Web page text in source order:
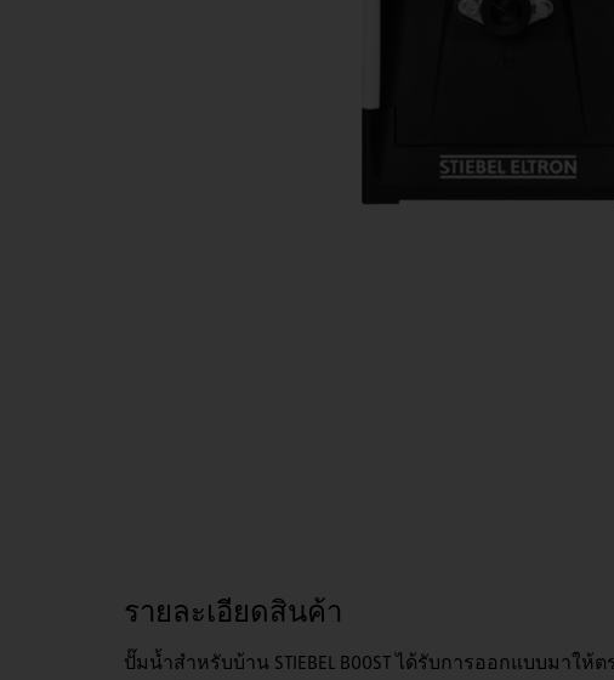
รายละเอียดสินค้า
ปั๊มน้ำสำหรับบ้าน STIEBEL BOOST ได้รับการออกแบบม